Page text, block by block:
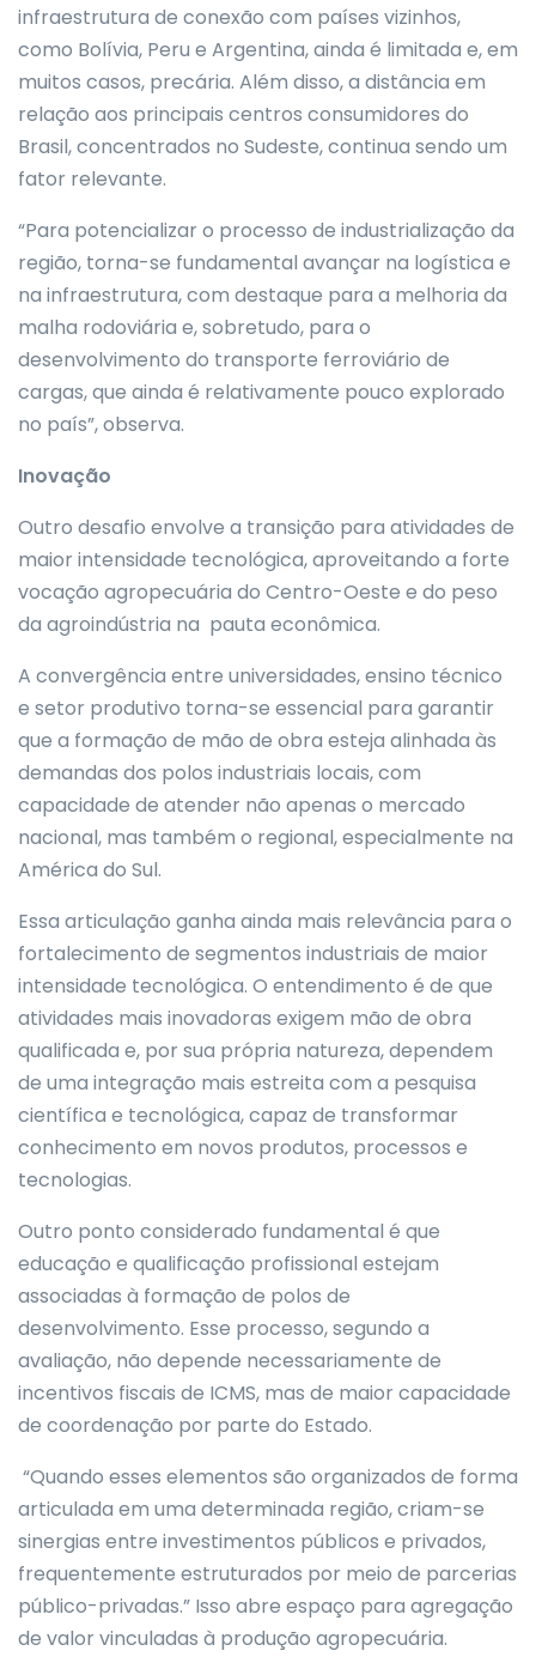
infraestrutura de conexão com países vizinhos,
como Bolívia, Peru e Argentina, ainda é limitada e, em
muitos casos, precária. Além disso, a distância em
relação aos principais centros consumidores do
Brasil, concentrados no Sudeste, continua sendo um
fator relevante.
“Para potencializar o processo de industrialização da
região, torna-se fundamental avançar na logística e
na infraestrutura, com destaque para a melhoria da
malha rodoviária e, sobretudo, para o
desenvolvimento do transporte ferroviário de
cargas, que ainda é relativamente pouco explorado
no país”, observa.
Inovação
Outro desafio envolve a transição para atividades de
maior intensidade tecnológica, aproveitando a forte
vocação agropecuária do Centro-Oeste e do peso
da agroindústria na pauta econômica.
A convergência entre universidades, ensino técnico
e setor produtivo torna-se essencial para garantir
que a formação de mão de obra esteja alinhada às
demandas dos polos industriais locais, com
capacidade de atender não apenas o mercado
nacional, mas também o regional, especialmente na
América do Sul.
Essa articulação ganha ainda mais relevância para o
fortalecimento de segmentos industriais de maior
intensidade tecnológica. O entendimento é de que
atividades mais inovadoras exigem mão de obra
qualificada e, por sua própria natureza, dependem
de uma integração mais estreita com a pesquisa
científica e tecnológica, capaz de transformar
conhecimento em novos produtos, processos e
tecnologias.
Outro ponto considerado fundamental é que
educação e qualificação profissional estejam
associadas à formação de polos de
desenvolvimento. Esse processo, segundo a
avaliação, não depende necessariamente de
incentivos fiscais de ICMS, mas de maior capacidade
de coordenação por parte do Estado.
“Quando esses elementos são organizados de forma
articulada em uma determinada região, criam-se
sinergias entre investimentos públicos e privados,
frequentemente estruturados por meio de parcerias
público-privadas.” Isso abre espaço para agregação
de valor vinculadas à produção agropecuária.